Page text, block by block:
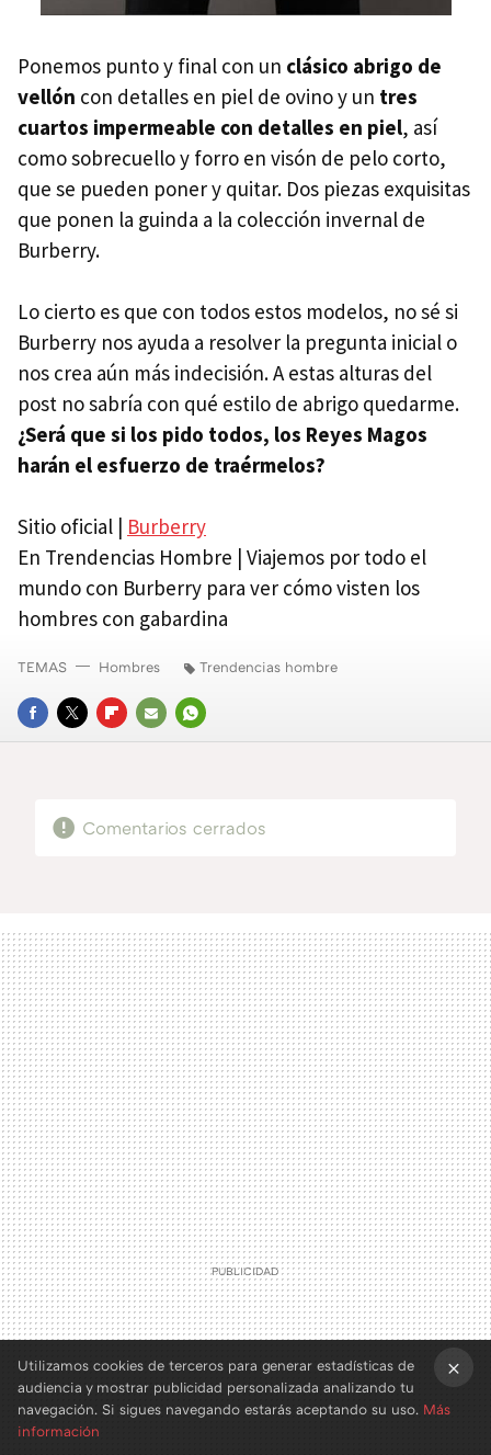
Ponemos punto y final con un clásico abrigo de
vellón con detalles en piel de ovino y un tres
cuartos impermeable con detalles en piel, así
como sobrecuello y forro en visón de pelo corto,
que se pueden poner y quitar. Dos piezas exquisitas
que ponen la guinda a la colección invernal de
Burberry.
Lo cierto es que con todos estos modelos, no sé si
Burberry nos ayuda a resolver la pregunta inicial o
nos crea aún más indecisión. A estas alturas del
post no sabría con qué estilo de abrigo quedarme.
¿Será que si los pido todos, los Reyes Magos
harán el esfuerzo de traérmelos?
Sitio oficial | Burberry
En Trendencias Hombre | Viajemos por todo el
mundo con Burberry para ver cómo visten los
hombres con gabardina
FACEBOOK
TWITTERFLIPBOARD
E-
WHATSAPP
TEMAS Hombres Trendencias hombre
Comentarios cerrados
Utilizamos cookies de terceros para generar estadísticas de
audiencia y mostrar publicidad personalizada analizando tu
navegación. Si sigues navegando estarás aceptando su uso. Más
información